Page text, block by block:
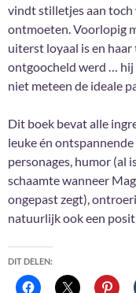
vindt stilletjes aan toch
ontmoeten. Voorlopig
uiterst loyaal is en
ontgoocheld werd … hij
niet meteen de ideale
Dit boek bevat alle
leuke én
personages, humor (al
schaamte wanneer
ongepast zegt),
natuurlijk ook een
DIT DELEN: